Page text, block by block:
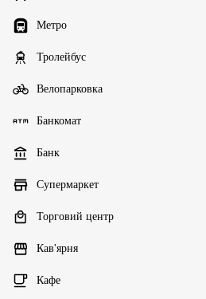
Метро
Тролейбус
Велопарковка
Банкомат
Банк
Супермаркет
Торговий центр
Кав'ярня
Кафе